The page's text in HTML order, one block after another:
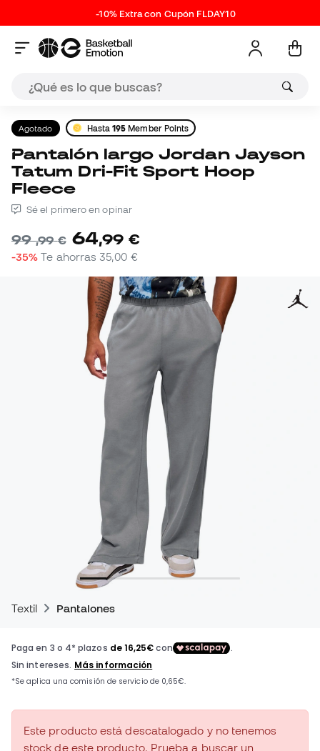
-10% Extra con Cupón FLDAY10
Agotado Hasta195 Member Points
Pantalón largo Jordan Jayson
Tatum Dri-Fit Sport Hoop
Fleece
Sé el primero en opinar
99,99 € 64,99 €
-35% Te ahorras35,00 €
Textil Pantalones
Este producto está descatalogado y no tenemos
stock de este producto. Prueba a buscar un